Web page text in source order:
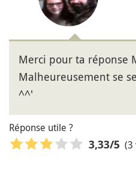
Merci pour ta réponse
Malheureusement se
^^'
Réponse utile ?
3,33/5 (3